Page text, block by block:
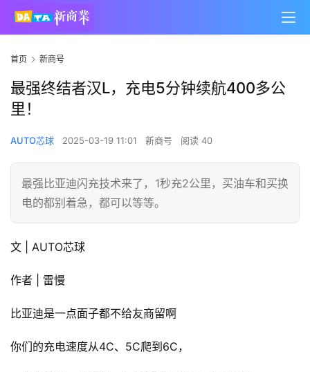
首页 新商号
最强终结者汉L，充电5分钟续航400多公
里！
AUTO芯球 2025-03-19 11:01 新商号 阅读 40
最强比亚迪闪充技术来了，1秒充2公里，买油车和买换
电的都别着急，都可以等等。
文 | AUTO芯球
作者 | 雷慢
比亚迪是一点面子都不给友商留啊
你们的充电速度从4C、5C爬到6C，